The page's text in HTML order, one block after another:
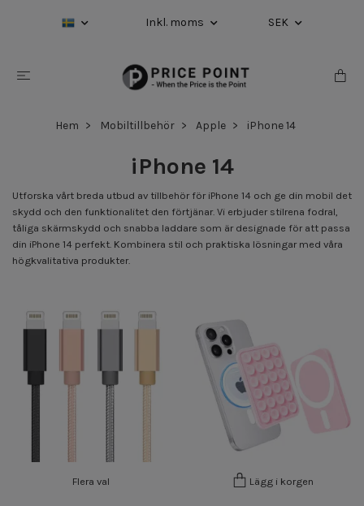
Inkl. moms SEK
Hem Mobiltillbehör Apple iPhone 14
iPhone 14
Utforska vårt breda utbud av tillbehör för iPhone 14 och ge din mobil det
skydd och den funktionalitet den förtjänar. Vi erbjuder stilrena fodral,
tåliga skärmskydd och snabba laddare som är designade för att passa
din iPhone 14 perfekt. Kombinera stil och praktiska lösningar med våra
högkvalitativa produkter.
Flera val Lägg i korgen